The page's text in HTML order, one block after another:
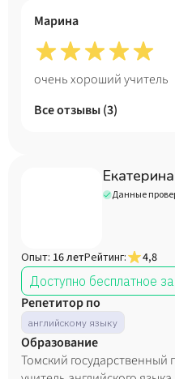
Марина
очень хороший учитель
Все отзывы (3)
Данные
Опыт: 16 летРейтинг:
4,8
Доступно бесплатное
Репетитор по
английскому языку
Образование
Томский государственный